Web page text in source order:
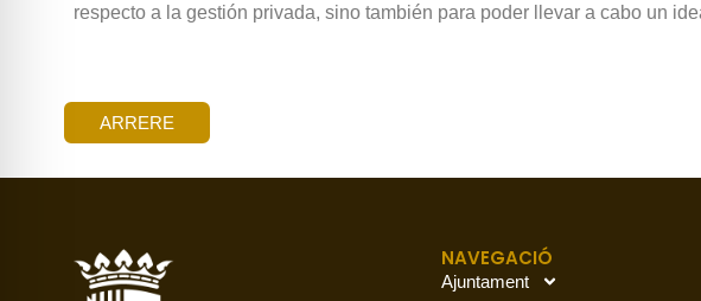
respecto a la gestión privada, sino también para poder llevar a cabo un
ARRERE
NAVEGACIÓ
Ajuntament